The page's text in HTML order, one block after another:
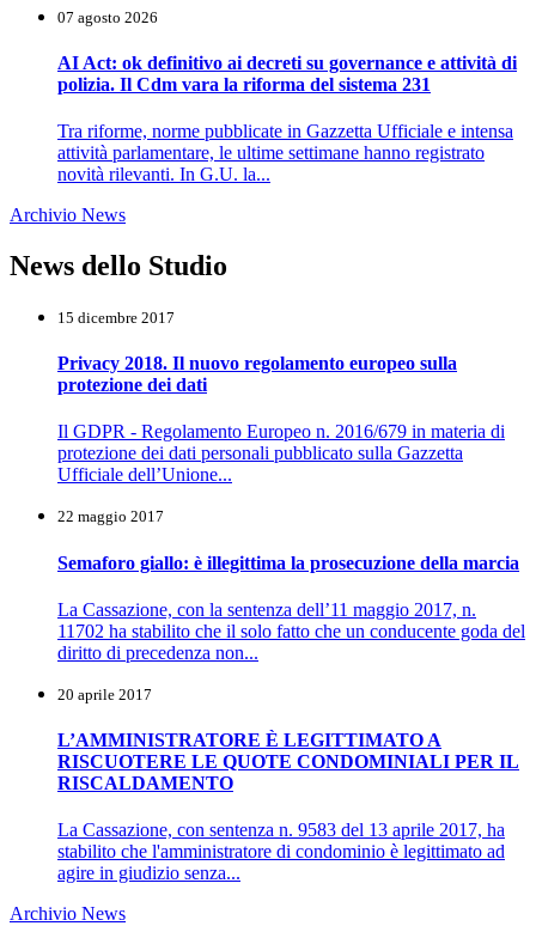
07 agosto 2026
AI Act: ok definitivo ai decreti su governance e attività di
polizia. Il Cdm vara la riforma del sistema 231
Tra riforme, norme pubblicate in Gazzetta Ufficiale e intensa
attività parlamentare, le ultime settimane hanno registrato
novità rilevanti. In G.U. la...
Archivio News
News dello Studio
15 dicembre 2017
Privacy 2018. Il nuovo regolamento europeo sulla
protezione dei dati
Il GDPR - Regolamento Europeo n. 2016/679 in materia di
protezione dei dati personali pubblicato sulla Gazzetta
Ufficiale dell’Unione...
22 maggio 2017
Semaforo giallo: è illegittima la prosecuzione della marcia
La Cassazione, con la sentenza dell’11 maggio 2017, n.
11702 ha stabilito che il solo fatto che un conducente goda del
diritto di precedenza non...
20 aprile 2017
L’AMMINISTRATORE È LEGITTIMATO A
RISCUOTERE LE QUOTE CONDOMINIALI PER IL
RISCALDAMENTO
La Cassazione, con sentenza n. 9583 del 13 aprile 2017, ha
stabilito che l'amministratore di condominio è legittimato ad
agire in giudizio senza...
Archivio News